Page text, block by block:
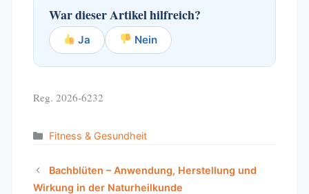
War dieser Artikel hilfreich?
Ja Nein
Reg. 2026-6232
Categories
Fitness & Gesundheit
Bachblüten – Anwendung, Herstellung und
Wirkung in der Naturheilkunde